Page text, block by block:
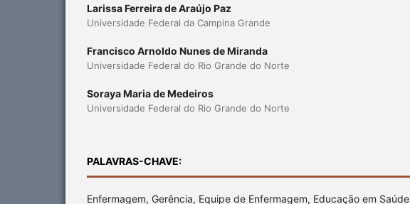
Larissa Ferreira de Araújo Paz
Universidade Federal da Campina Grande
Francisco Arnoldo Nunes de Miranda
Universidade Federal do Rio Grande do Norte
Soraya Maria de Medeiros
Universidade Federal do Rio Grande do Norte
PALAVRAS-CHAVE:
Enfermagem, Gerência, Equipe de Enfermagem, Educação em Saúde